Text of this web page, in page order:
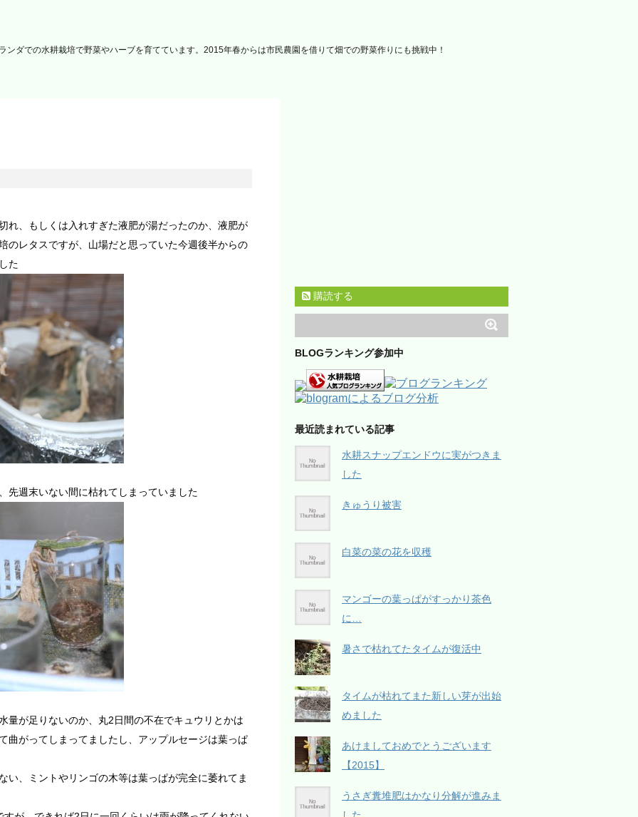
ンダでの水耕栽培で野菜やハーブを育てています。2015年春からは市民農園を借りて畑での野菜作りにも挑戦中！
れ、もしくは入れすぎた液肥が湯だったのか、液肥が
のレタスですが、山場だと思っていた今週後半からの
た
先週末いない間に枯れてしまっていました
量が足りないのか、丸2日間の不在でキュウリとかは
曲がってしまってましたし、アップルセージは葉っぱ
い、ミントやリンゴの木等は葉っぱが完全に萎れてま
購読する
BLOGランキング参加中
最近読まれている記事
水耕スナップエンドウに実がつきま
した
きゅうり被害
白菜の菜の花を収穫
マンゴーの葉っぱがすっかり茶色
に…
暑さで枯れてたタイムが復活中
タイムが枯れてまた新しい芽が出始
めました
あけましておめでとうございます
【2015】
うさぎ糞堆肥はかなり分解が進みま